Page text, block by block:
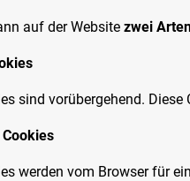
auf der Website zwei
sind vorübergehend.
werden vom Browser für